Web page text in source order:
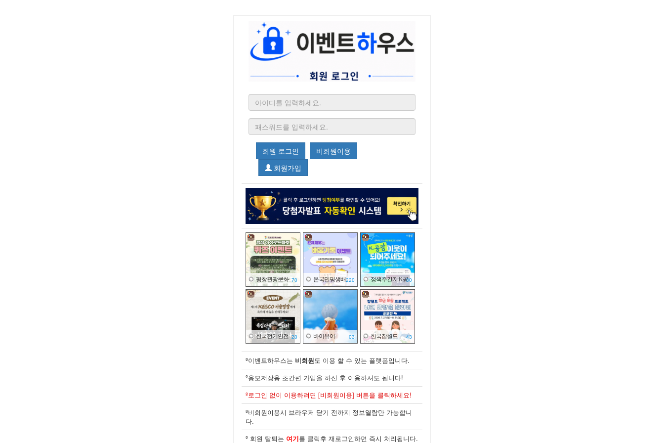
회원 로그인
비회원이용
회원가입
평창관광문화..70 온국민평생배..220 정책주간지 K공..80
한국전기안전..20 바이유어 03 한국잡월드 43
풀무원 59 한국가스안전..03 엑스더리그 13
º이벤트하우스는 비회원도 이용 할 수 있는 플랫폼입니다.
º응모저장용 초간편 가입을 하신 후 이용하셔도 됩니다!
º로그인 없이 이용하려면 [비회원이용] 버튼을 클릭하세요!
º비회원이용시 브라우저 닫기 전까지 정보열람만 가능합니
다.
º 회원 탈퇴는 여기를 클릭후 재로그인하면 즉시 처리됩니다.